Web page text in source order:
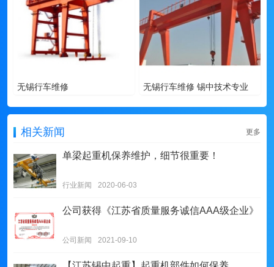
无锡行车维修 无锡行车维修 锡中技术专业
相关新闻 更多
单梁起重机保养维护，细节很重要！
行业新闻 2020-06-03
公司获得《江苏省质量服务诚信AAA级企业》
公司新闻 2021-09-10